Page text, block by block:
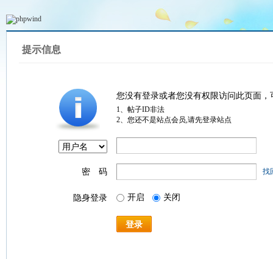
提示信息
您没有登录或者您没有权限访问此页面
1、帖子ID非法
2、您还不是站点会员,请先登录站点
密 码 找
隐身登录 开启 关闭
登录